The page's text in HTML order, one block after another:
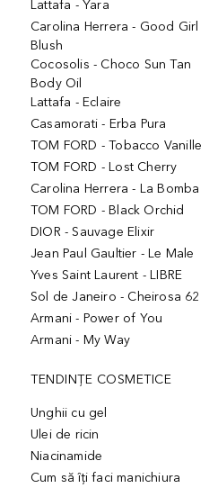
Lattafa - Yara
Carolina Herrera - Good Girl
Blush
Cocosolis - Choco Sun Tan
Body Oil
Lattafa - Eclaire
Casamorati - Erba Pura
TOM FORD - Tobacco Vanille
TOM FORD - Lost Cherry
Carolina Herrera - La Bomba
TOM FORD - Black Orchid
DIOR - Sauvage Elixir
Jean Paul Gaultier - Le Male
Yves Saint Laurent - LIBRE
Sol de Janeiro - Cheirosa 62
Armani - Power of You
Armani - My Way
TENDINȚE COSMETICE
Unghii cu gel
Ulei de ricin
Niacinamide
Cum să îți faci manichiura